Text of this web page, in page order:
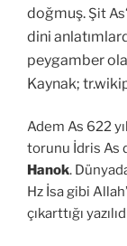
doğmuş. Şit As
dini
peygamber
Kaynak;
Adem As 622
torunu İdris As
Hanok.
Hz İsa gibi
çıkarttığı